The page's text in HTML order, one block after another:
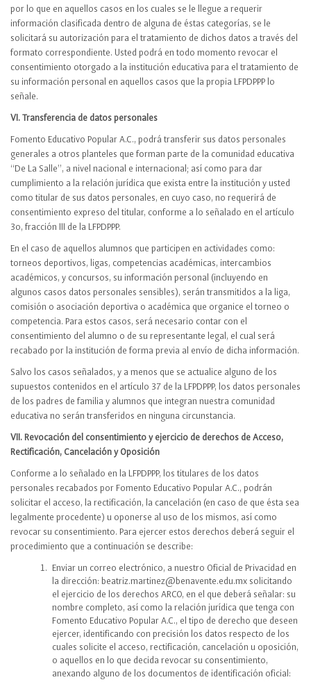
por lo que en aquellos casos en los cuales se le llegue a requerir
información clasificada dentro de alguna de éstas categorías, se le
solicitará su autorización para el tratamiento de dichos datos a través del
formato correspondiente. Usted podrá en todo momento revocar el
consentimiento otorgado a la institución educativa para el tratamiento de
su información personal en aquellos casos que la propia LFPDPPP lo
señale.
VI. Transferencia de datos personales
Fomento Educativo Popular A.C., podrá transferir sus datos personales
generales a otros planteles que forman parte de la comunidad educativa
“De La Salle”, a nivel nacional e internacional; así como para dar
cumplimiento a la relación jurídica que exista entre la institución y usted
como titular de sus datos personales, en cuyo caso, no requerirá de
consentimiento expreso del titular, conforme a lo señalado en el artículo
3o, fracción III de la LFPDPPP.
En el caso de aquellos alumnos que participen en actividades como:
torneos deportivos, ligas, competencias académicas, intercambios
académicos, y concursos, su información personal (incluyendo en
algunos casos datos personales sensibles), serán transmitidos a la liga,
comisión o asociación deportiva o académica que organice el torneo o
competencia. Para estos casos, será necesario contar con el
consentimiento del alumno o de su representante legal, el cual será
recabado por la institución de forma previa al envío de dicha información.
Salvo los casos señalados, y a menos que se actualice alguno de los
supuestos contenidos en el artículo 37 de la LFPDPPP, los datos personales
de los padres de familia y alumnos que integran nuestra comunidad
educativa no serán transferidos en ninguna circunstancia.
VII. Revocación del consentimiento y ejercicio de derechos de Acceso,
Rectificación, Cancelación y Oposición
Conforme a lo señalado en la LFPDPPP, los titulares de los datos
personales recabados por Fomento Educativo Popular A.C., podrán
solicitar el acceso, la rectificación, la cancelación (en caso de que ésta sea
legalmente procedente) u oponerse al uso de los mismos, así como
revocar su consentimiento. Para ejercer estos derechos deberá seguir el
procedimiento que a continuación se describe:
Enviar un correo electrónico, a nuestro Oficial de Privacidad en
la dirección: beatriz.martinez@benavente.edu.mx solicitando
el ejercicio de los derechos ARCO, en el que deberá señalar: su
nombre completo, así como la relación jurídica que tenga con
Fomento Educativo Popular A.C., el tipo de derecho que deseen
ejercer, identificando con precisión los datos respecto de los
cuales solicite el acceso, rectificación, cancelación u oposición,
o aquellos en lo que decida revocar su consentimiento,
anexando alguno de los documentos de identificación oficial: